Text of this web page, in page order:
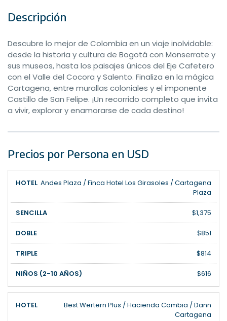
Descripción
Descubre lo mejor de Colombia en un viaje inolvidable:
desde la historia y cultura de Bogotá con Monserrate y
sus museos, hasta los paisajes únicos del Eje Cafetero
con el Valle del Cocora y Salento. Finaliza en la mágica
Cartagena, entre murallas coloniales y el imponente
Castillo de San Felipe. ¡Un recorrido completo que invita
a vivir, explorar y enamorarse de cada destino!
Precios por Persona en USD
Andes Plaza / Finca Hotel Los Girasoles / Cartagena
Plaza
$1,375
$851
$814
$616
Best Wertern Plus / Hacienda Combia / Dann
Cartagena